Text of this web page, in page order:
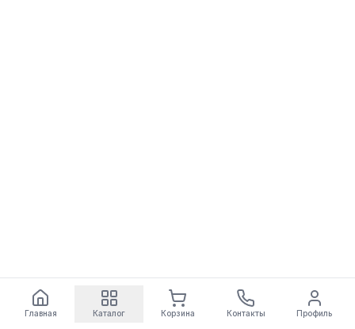
Главная Каталог Корзина Контакты Профиль